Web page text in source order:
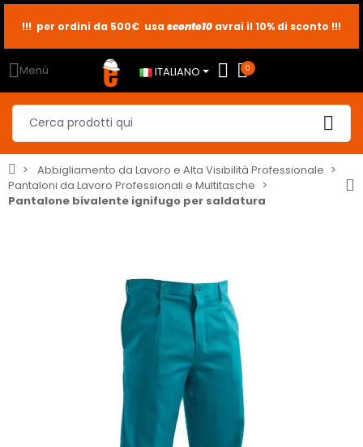
sconto2
sconto5
sconto10
Menù ITALIANO 0
Abbigliamento da Lavoro e Alta Visibilità Professionale
Pantaloni da Lavoro Professionali e Multitasche
Pantalone bivalente ignifugo per saldatura